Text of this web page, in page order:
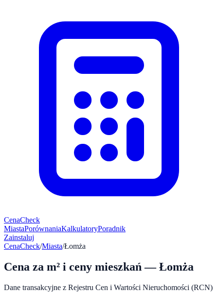
CenaCheck
MiastaPorównaniaKalkulatoryPoradnik
Zainstaluj
CenaCheck/Miasta/Łomża
Cena za m² i ceny mieszkań —Łomża
Dane transakcyjne z Rejestru Cen i Wartości Nieruchomości (RCN)